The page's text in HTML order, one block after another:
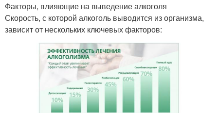
Факторы, влияющие на выведение алкоголя
Скорость, с которой алкоголь выводится из организма,
зависит от нескольких ключевых факторов: